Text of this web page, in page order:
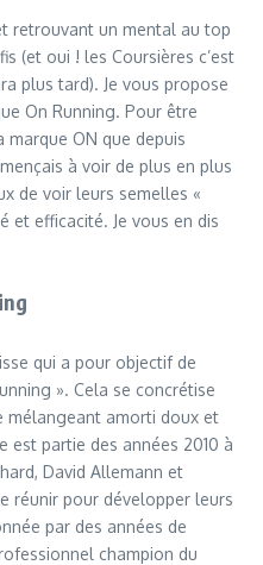
retrouvant un mental au top
(et oui ! les Coursières c’est
plus tard). Je vous propose
On Running. Pour être
ON que depuis
à voir de plus en plus
de voir leurs semelles «
et efficacité. Je vous en dis
qui a pour objectif de
». Cela se concrétise
mélangeant amorti doux et
est partie des années 2010 à
David Allemann et
réunir pour développer leurs
par des années de
champion du